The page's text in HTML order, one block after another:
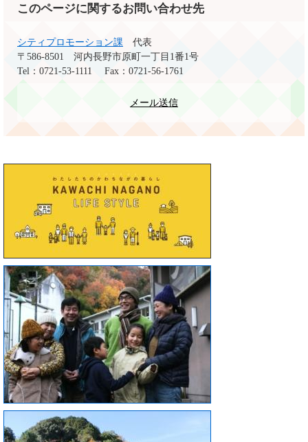
このページに関するお問い合わせ先
シティプロモーション課
代表
〒586-8501
河内長野市原町一丁目1番1号
Tel：0721-53-1111
Fax：0721-56-1761
メール送信